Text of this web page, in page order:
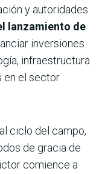
y autoridades
lanzamiento de
inversiones
infraestructura
en el sector
ciclo del campo,
de gracia de
comience a